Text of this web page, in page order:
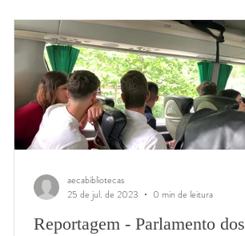
Reportagem - Parlamento dos
aecabibliotecas
25 de jul. de 2023
0 min de leitura